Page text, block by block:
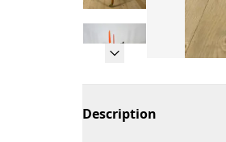
Description